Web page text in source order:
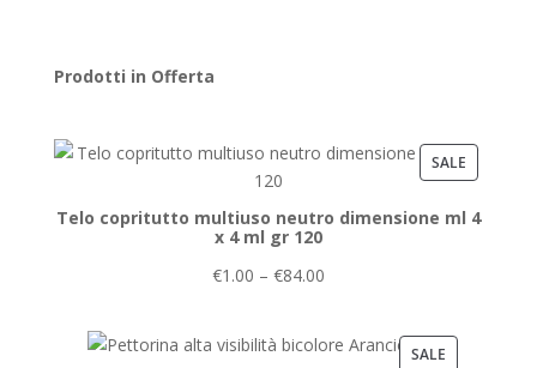
Prodotti in Offerta
SALE
SALE
Telo copritutto multiuso neutro dimensione ml 4
x 4 ml gr 120
€1.00 – €84.00
SALE